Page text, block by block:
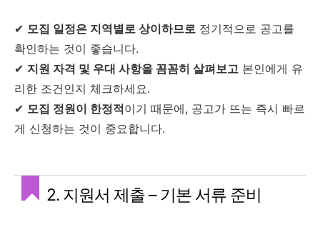
✔ 모집 일정은 지역별로 상이하므로 정기적으로 공고를
확인하는 것이 좋습니다.
✔ 지원 자격 및 우대 사항을 꼼꼼히 살펴보고 본인에게 유
리한 조건인지 체크하세요.
✔ 모집 정원이 한정적이기 때문에, 공고가 뜨는 즉시 빠르
게 신청하는 것이 중요합니다.
2. 지원서 제출 – 기본 서류 준비